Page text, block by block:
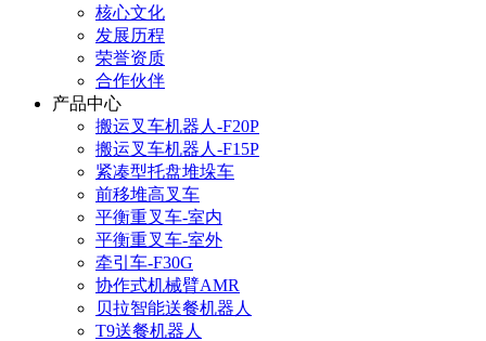
核心文化
发展历程
荣誉资质
合作伙伴
产品中心
搬运叉车机器人-F20P
搬运叉车机器人-F15P
紧凑型托盘堆垛车
前移堆高叉车
平衡重叉车-室内
平衡重叉车-室外
牵引车-F30G
协作式机械臂AMR
贝拉智能送餐机器人
T9送餐机器人